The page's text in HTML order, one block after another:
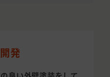
発